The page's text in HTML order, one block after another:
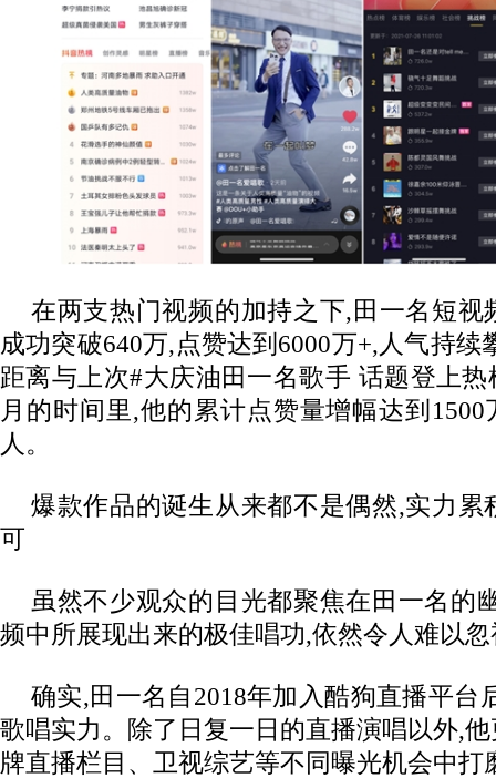
在两支热门视频的加持之下,田一名短视
成功突破640万,点赞达到6000万+,人气持续
距离与上次#大庆油田一名歌手 话题登上热
月的时间里,他的累计点赞量增幅达到
人。
爆款作品的诞生从来都不是偶然,实力累
可
虽然不少观众的目光都聚焦在田一名的
频中所展现出来的极佳唱功,依然令人难以
确实,田一名自2018年加入酷狗直播平台
歌唱实力。除了日复一日的直播演唱以外,
牌直播栏目、卫视综艺等不同曝光机会中打